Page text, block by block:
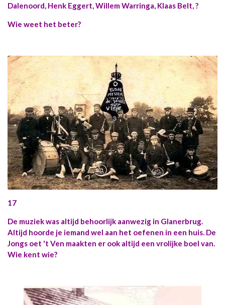
Dalenoord, Henk Eggert, Willem Warringa, Klaas Belt, ?
Wie weet het beter?
17
De muziek was altijd behoorlijk aanwezig in Glanerbrug.
Altijd hoorde je iemand wel aan het oefenen in een huis. De
Jongs oet 't Ven maakten er ook altijd een vrolijke boel van.
Wie kent wie?